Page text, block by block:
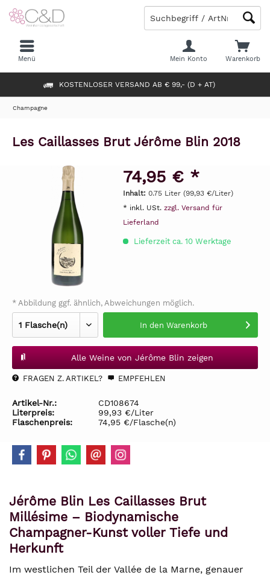
KOSTENLOSER VERSAND AB € 99,- (D + AT)
Warenkorb
Mein Konto
Menü
Champagne
Les Caillasses Brut Jérôme Blin 2018
74,95 € *
Inhalt: 0.75 Liter (99,93 €/Liter)
* inkl. USt. zzgl. Versand für
Lieferland
Lieferzeit ca. 10 Werktage
* Abbildung ggf. ähnlich, Abweichungen möglich.
In den Warenkorb
Alle Weine von Jérôme Blin zeigen
FRAGEN Z. ARTIKEL? EMPFEHLEN
Artikel-Nr.:
CD108674
Literpreis:
99,93 €/Liter
Flaschenpreis:
74,95 €/Flasche(n)
Jérôme Blin Les Caillasses Brut
Millésime – Biodynamische
Champagner-Kunst voller Tiefe und
Herkunft
Im westlichen Teil der Vallée de la Marne, genauer